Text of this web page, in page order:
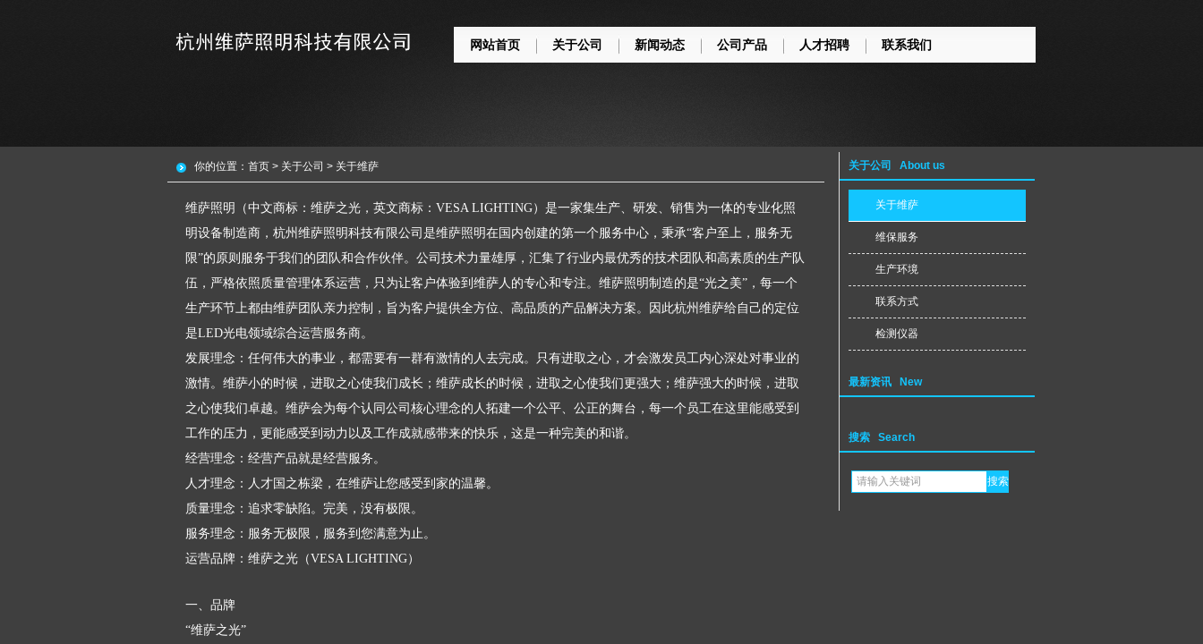
网站首页 关于公司 新闻动态 公司产品 人才招聘 联系我们
关于公司 About us
关于维萨
维保服务
生产环境
联系方式
检测仪器
最新资讯 New
搜索 Search
你的位置： 首页 > 关于公司 > 关于维萨
维萨照明（中文商标：维萨之光，英文商标：VESA LIGHTING）是一家集生产、研发、销售为一体的专业化照
明设备制造商，杭州维萨照明科技有限公司是维萨照明在国内创建的第一个服务中心，秉承“客户至上，服务无
限”的原则服务于我们的团队和合作伙伴。公司技术力量雄厚，汇集了行业内最优秀的技术团队和高素质的生产队
伍，严格依照质量管理体系运营，只为让客户体验到维萨人的专心和专注。维萨照明制造的是“光之美”，每一个
生产环节上都由维萨团队亲力控制，旨为客户提供全方位、高品质的产品解决方案。因此杭州维萨给自己的定位
是LED光电领域综合运营服务商。
发展理念：任何伟大的事业，都需要有一群有激情的人去完成。只有进取之心，才会激发员工内心深处对事业的
激情。维萨小的时候，进取之心使我们成长；维萨成长的时候，进取之心使我们更强大；维萨强大的时候，进取
之心使我们卓越。维萨会为每个认同公司核心理念的人拓建一个公平、公正的舞台，每一个员工在这里能感受到
工作的压力，更能感受到动力以及工作成就感带来的快乐，这是一种完美的和谐。
经营理念：经营产品就是经营服务。
人才理念：人才国之栋梁，在维萨让您感受到家的温馨。
质量理念：追求零缺陷。完美，没有极限。
服务理念：服务无极限，服务到您满意为止。
运营品牌：维萨之光（VESA LIGHTING）
一、品牌
“维萨之光”